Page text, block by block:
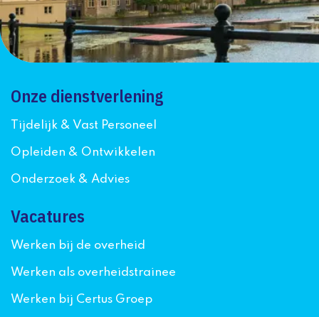
Onze dienstverlening
Tijdelijk & Vast Personeel
Opleiden & Ontwikkelen
Onderzoek & Advies
Vacatures
Werken bij de overheid
Werken als overheidstrainee
Werken bij Certus Groep